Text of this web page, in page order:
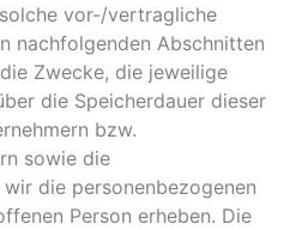
vor-/vertragliche
nachfolgenden Abschnitten
Zwecke, die jeweilige
die Speicherdauer dieser
bzw.
sowie die
die personenbezogenen
Person erheben. Die